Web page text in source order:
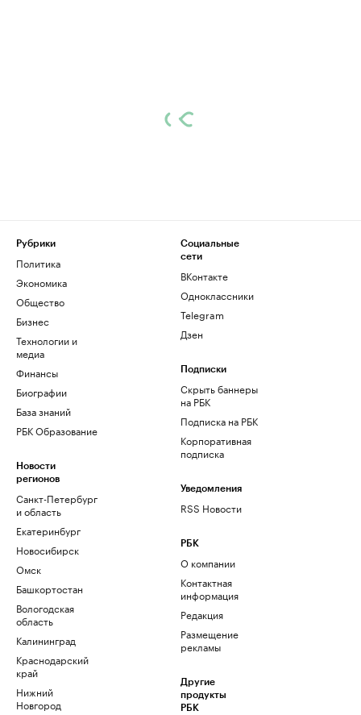
Рубрики
Политика
Экономика
Общество
Бизнес
Технологии и
медиа
Финансы
Биографии
База знаний
РБК Образование
Новости
регионов
Санкт-Петербург
и область
Екатеринбург
Новосибирск
Омск
Башкортостан
Вологодская
область
Калининград
Краснодарский
край
Нижний
Новгород
Социальные
сети
ВКонтакте
Одноклассники
Telegram
Дзен
Подписки
Скрыть баннеры
на РБК
Подписка на РБК
Корпоративная
подписка
Уведомления
RSS Новости
РБК
О компании
Контактная
информация
Редакция
Размещение
рекламы
Другие
продукты
РБК